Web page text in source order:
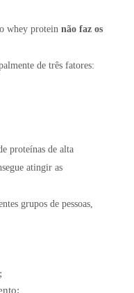
whey protein não faz os
de três fatores:
proteínas de alta
atingir as
grupos de pessoas,